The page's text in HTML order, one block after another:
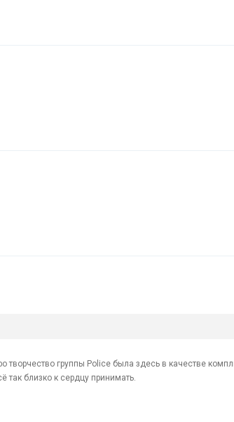
творчество группы Police была здесь в качестве
так близко к сердцу принимать.